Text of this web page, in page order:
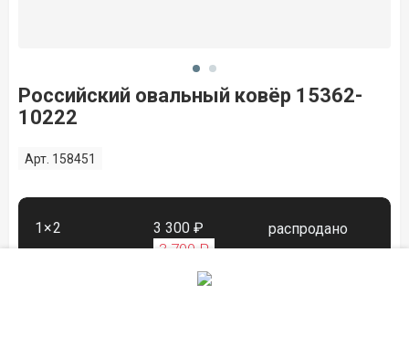
Российский овальный ковёр 15362-
10222
Арт. 158451
1×2 3 300 ₽
3 700 ₽
распродано